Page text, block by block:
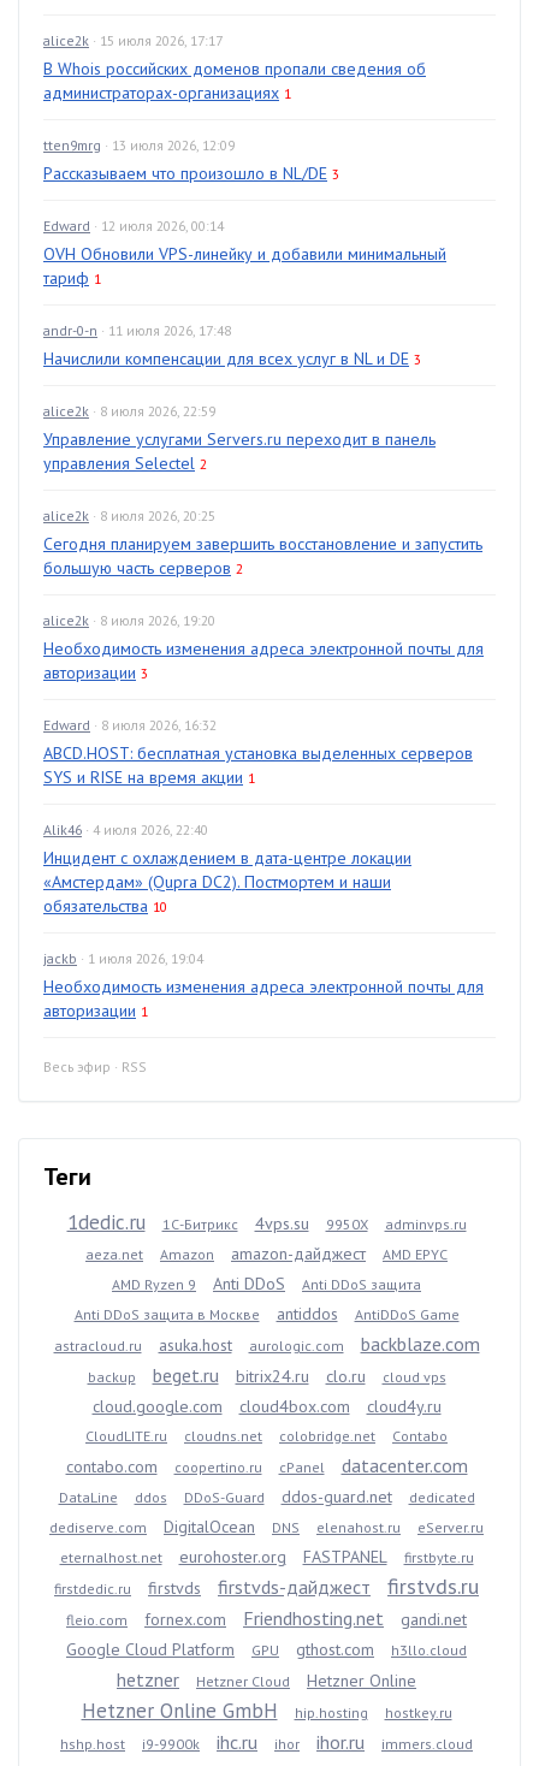
alice2k · 15 июля 2026, 17:17
В Whois российских доменов пропали сведения об
администраторах-организациях 1
tten9mrg · 13 июля 2026, 12:09
Рассказываем что произошло в NL/DE 3
Edward · 12 июля 2026, 00:14
OVH Обновили VPS-линейку и добавили минимальный
тариф 1
andr-0-n · 11 июля 2026, 17:48
Начислили компенсации для всех услуг в NL и DE 3
alice2k · 8 июля 2026, 22:59
Управление услугами Servers.ru переходит в панель
управления Selectel 2
alice2k · 8 июля 2026, 20:25
Сегодня планируем завершить восстановление и запустить
большую часть серверов 2
alice2k · 8 июля 2026, 19:20
Необходимость изменения адреса электронной почты для
авторизации 3
Edward · 8 июля 2026, 16:32
ABCD.HOST: бесплатная установка выделенных серверов
SYS и RISE на время акции 1
Alik46 · 4 июля 2026, 22:40
Инцидент с охлаждением в дата-центре локации
«Амстердам» (Qupra DC2). Постмортем и наши
обязательства 10
jackb · 1 июля 2026, 19:04
Необходимость изменения адреса электронной почты для
авторизации 1
Весь эфир · RSS
Теги
1dedic.ru 1С-Битрикс 4vps.su 9950X
adminvps.ru
aeza.net
Amazon amazon-дайджест
AMD EPYC
AMD Ryzen 9
Anti DDoS
Anti DDoS защита
Anti DDoS защита в Москве
antiddos
AntiDDoS Game
astracloud.ru
asuka.host aurologic.com backblaze.com
backup beget.ru bitrix24.ru clo.ru cloud vps
cloud.google.com cloud4box.com cloud4y.ru
CloudLITE.ru cloudns.net colobridge.net Contabo
contabo.com coopertino.ru cPanel datacenter.com
DataLine ddos DDoS-Guard ddos-guard.net
dedicated
dediserve.com
DigitalOcean DNS elenahost.ru
eServer.ru
eternalhost.net
eurohoster.org FASTPANEL
firstbyte.ru
firstdedic.ru
firstvds firstvds-дайджест firstvds.ru
fleio.com fornex.com Friendhosting.net
gandi.net
Google Cloud Platform
GPU gthost.com h3llo.cloud
hetzner Hetzner Cloud Hetzner Online
Hetzner Online GmbH hip.hosting
hostkey.ru
hshp.host
i9-9900k ihc.ru ihor ihor.ru immers.cloud